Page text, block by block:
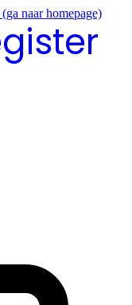
naar homepage)